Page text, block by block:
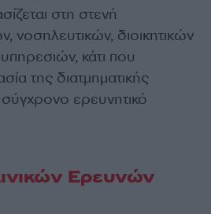
στη στενή
νοσηλευτικών, διοικητικών
κάτι που
της διατμηματικής
ερευνητικό
Ερευνών